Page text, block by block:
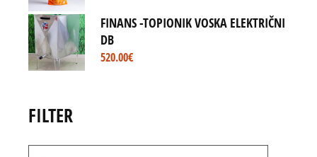
FINANS -TOPIONIK VOSKA ELEKTRIČNI
DB
520.00€
FILTER
Min